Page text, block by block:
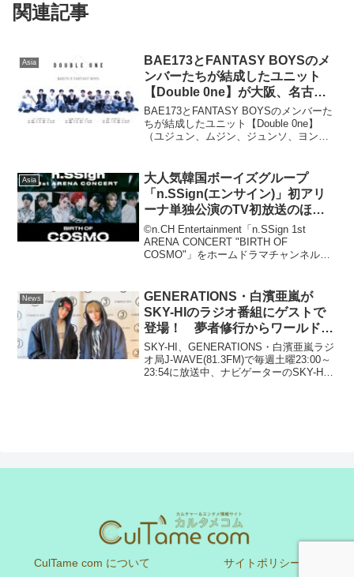
関連記事
Asia
BAE173とFANTASY BOYSのメ
ンバーたちが結成したユニット
【Double 0ne】が大阪、名古
屋、東京にてファンミーティング
「2025 Double 0ne
FANMEETING IN JAPAN」開催
BAE173とFANTASY BOYSのメンバーた
ちが結成したユニット【Double 0ne】
（ユジュン、ムジン、ジュンソ、ヨン
ン）が、7月19日に大阪、7月23日に名...
Asia
大人気韓国ボーイズグループ
「n.SSign(エンサイン)」初アリ
ーナ単独公演のTV初放送のほか
３ヶ月連続“n.SSign特集”決定！
CSホームドラマチャンネル
©n.CH Entertainment「n.SSign 1st
ARENA CONCERT "BIRTH OF
COSMO"」をホームドラマチャンネル特
イズ...
News
GENERATIONS・白濱亜嵐が
SKY-HIのラジオ番組にゲストで
登場！ 夢者修行からワールドツ
アー、DJ、トラックメイクまで
突き進む “続ける苦しさ”と“やり
通す覚悟”とは？
SKY-HI、GENERATIONS・白濱亜嵐ラジ
オ局J-WAVE(81.3FM)で毎週土曜23:00～
23:54に放送中、ナビゲーターのSKY-HI
CulTame com について サイトポリシー